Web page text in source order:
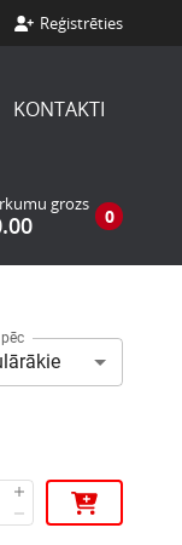
Reģistrēties
KONTAKTI
0
grozs